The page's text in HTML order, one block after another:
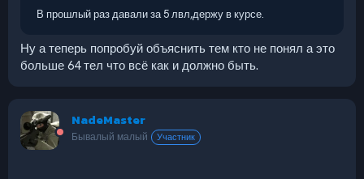
В прошлый раз давали за 5 лвл,держу в курсе.
Ну а теперь попробуй объяснить тем кто не понял а это
больше 64 тел что всё как и должно быть.
NadeMaster
Бывалый малый Участник